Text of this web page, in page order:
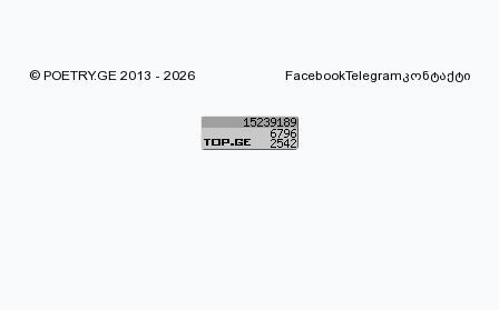
© POETRY.GE 2013 - 2026 FacebookTelegramკონტაქტი